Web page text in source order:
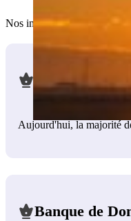
Nos initiatives pour un
L'ESIE
Aujourd'hui, la majorité
Banque de